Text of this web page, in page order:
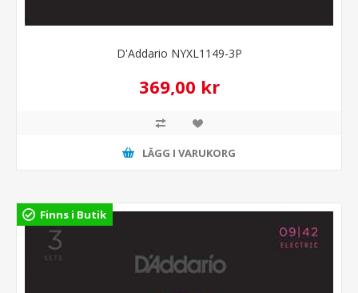
D'Addario NYXL1149-3P
369,00 kr
LÄGG I VARUKORG
Finns i Butik